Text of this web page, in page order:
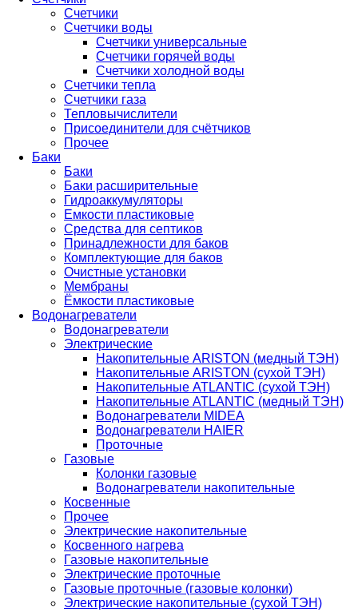
Счетчики
Счетчики воды
Счетчики универсальные
Счетчики горячей воды
Счетчики холодной воды
Счетчики тепла
Счетчики газа
Тепловычислители
Присоединители для счётчиков
Прочее
Баки
Баки
Баки расширительные
Гидроаккумуляторы
Емкости пластиковые
Средства для септиков
Принадлежности для баков
Комплектующие для баков
Очистные установки
Мембраны
Ёмкости пластиковые
Водонагреватели
Водонагреватели
Электрические
Накопительные ARISTON (медный ТЭН)
Накопительные ARISTON (сухой ТЭН)
Накопительные ATLANTIC (сухой ТЭН)
Накопительные ATLANTIC (медный ТЭН)
Водонагреватели MIDEA
Водонагреватели HAIER
Проточные
Газовые
Колонки газовые
Водонагреватели накопительные
Косвенные
Прочее
Электрические накопительные
Косвенного нагрева
Газовые накопительные
Электрические проточные
Газовые проточные (газовые колонки)
Электрические накопительные (сухой ТЭН)